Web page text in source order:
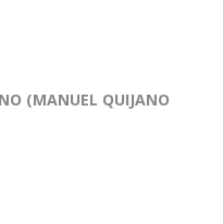
(MANUEL QUIJANO